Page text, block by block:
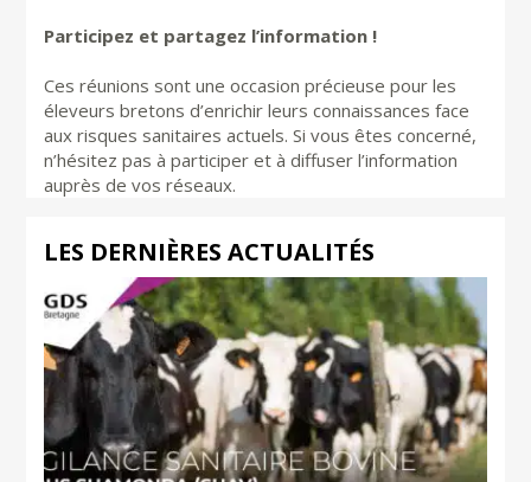
Participez et partagez l’information !
Ces réunions sont une occasion précieuse pour les
éleveurs bretons d’enrichir leurs connaissances face
aux risques sanitaires actuels. Si vous êtes concerné,
n’hésitez pas à participer et à diffuser l’information
auprès de vos réseaux.
LES DERNIÈRES ACTUALITÉS